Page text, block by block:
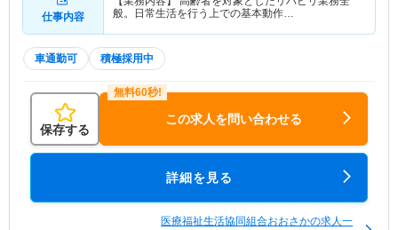
仕事内容
般。日常生活を行う上での基本動作…
車通勤可 積極採用中
保存する
この求人を問い合わせる
詳細を見る
医療福祉生活協同組合おおさかの求人一